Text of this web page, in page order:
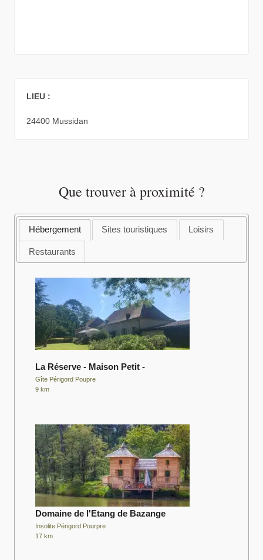
LIEU :
24400 Mussidan
Que trouver à proximité ?
Hébergement Sites touristiques Loisirs
Restaurants
La Réserve - Maison Petit -
Gîte Périgord Poupre
9 km
Domaine de l'Etang de Bazange
Insolite Périgord Pourpre
17 km